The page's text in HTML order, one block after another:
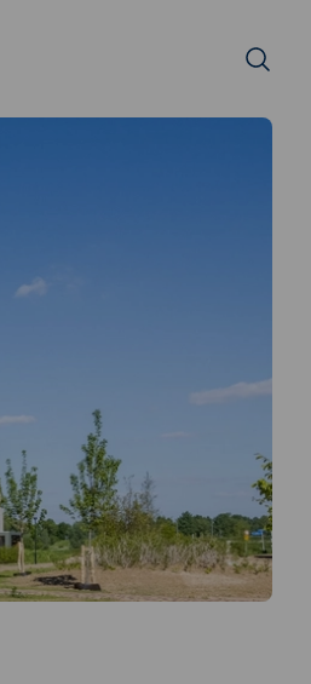
Zoeken